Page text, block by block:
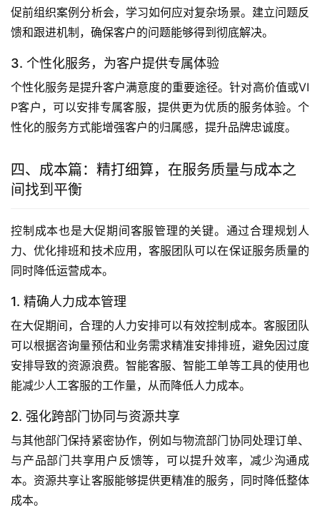
促前组织案例分析会，学习如何应对复杂场景。建立问题反
馈和跟进机制，确保客户的问题能够得到彻底解决。
3. 个性化服务，为客户提供专属体验
个性化服务是提升客户满意度的重要途径。针对高价值或VI
P客户，可以安排专属客服，提供更为优质的服务体验。个
性化的服务方式能增强客户的归属感，提升品牌忠诚度。
四、成本篇：精打细算，在服务质量与成本之
间找到平衡
控制成本也是大促期间客服管理的关键。通过合理规划人
力、优化排班和技术应用，客服团队可以在保证服务质量的
同时降低运营成本。
1. 精确人力成本管理
在大促期间，合理的人力安排可以有效控制成本。客服团队
可以根据咨询量预估和业务需求精准安排排班，避免因过度
安排导致的资源浪费。智能客服、智能工单等工具的使用也
能减少人工客服的工作量，从而降低人力成本。
2. 强化跨部门协同与资源共享
与其他部门保持紧密协作，例如与物流部门协同处理订单、
与产品部门共享用户反馈等，可以提升效率，减少沟通成
本。资源共享让客服能够提供更精准的服务，同时降低整体
成本。